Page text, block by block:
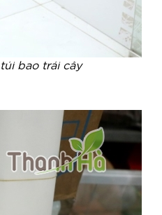
bao trái cây